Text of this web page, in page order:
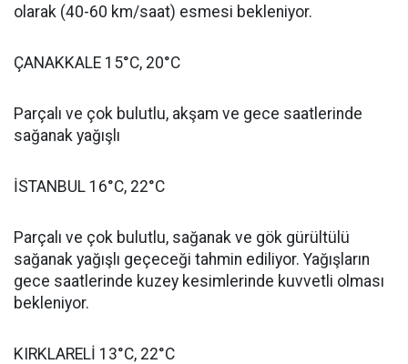
olarak (40-60 km/saat) esmesi bekleniyor.
ÇANAKKALE 15°C, 20°C
Parçalı ve çok bulutlu, akşam ve gece saatlerinde
sağanak yağışlı
İSTANBUL 16°C, 22°C
Parçalı ve çok bulutlu, sağanak ve gök gürültülü
sağanak yağışlı geçeceği tahmin ediliyor. Yağışların
gece saatlerinde kuzey kesimlerinde kuvvetli olması
bekleniyor.
KIRKLARELİ 13°C, 22°C